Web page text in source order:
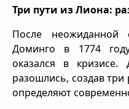
Три пути из Лиона:
После неожиданной
Доминго в 1774
оказался в кризисе.
разошлись, создав
определяют